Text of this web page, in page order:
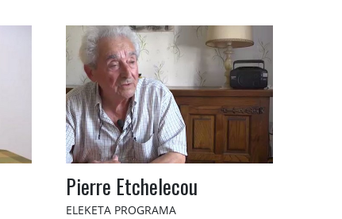
Pierre Etchelecou
ELEKETA PROGRAMA